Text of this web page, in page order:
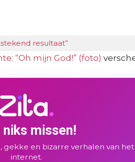
resultaat”
“Oh mijn God!” (foto)
missen!
gekke en bizarre verhalen van het
internet.